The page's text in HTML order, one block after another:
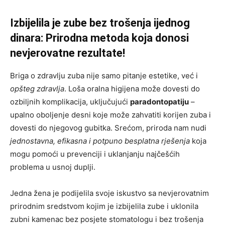
Izbijelila je zube bez trošenja ijednog
dinara: Prirodna metoda koja donosi
nevjerovatne rezultate!
Briga o zdravlju zuba nije samo pitanje estetike, već i
opšteg zdravlja. Loša oralna higijena može dovesti do
ozbiljnih komplikacija, uključujući paradontopatiju –
upalno oboljenje desni koje može zahvatiti korijen zuba i
dovesti do njegovog gubitka. Srećom, priroda nam nudi
jednostavna, efikasna i potpuno besplatna rješenja koja
mogu pomoći u prevenciji i uklanjanju najčešćih
problema u usnoj duplji.
Jedna žena je podijelila svoje iskustvo sa nevjerovatnim
prirodnim sredstvom kojim je izbijelila zube i uklonila
zubni kamenac bez posjete stomatologu i bez trošenja